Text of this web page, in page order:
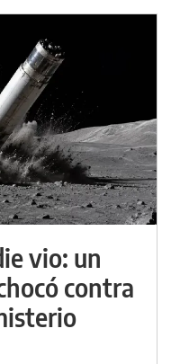
vio: un
contra